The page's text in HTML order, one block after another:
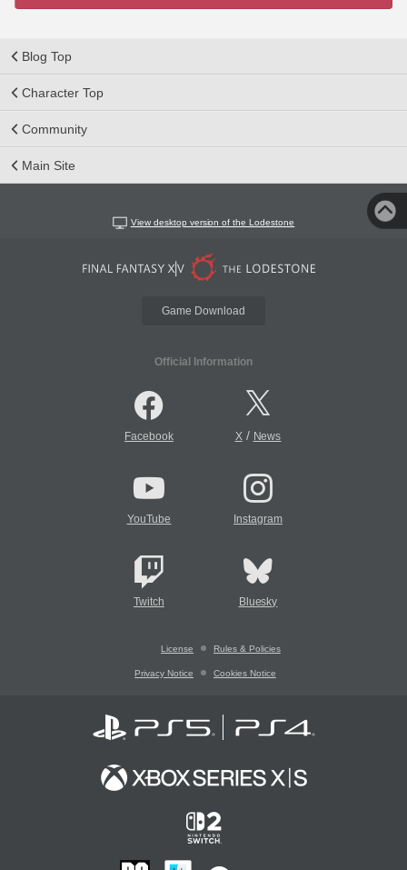
Blog Top
Character Top
Community
Main Site
View desktop version of the Lodestone
Game Download
Official Information
Facebook X/ News
YouTube Instagram
Twitch Bluesky
License Rules & Policies
Privacy Notice Cookies Notice